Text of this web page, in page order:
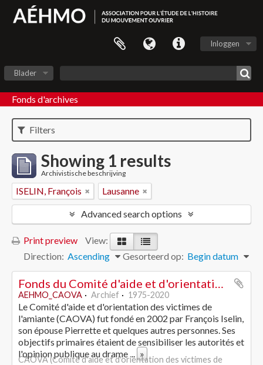
Inloggen
Blader
Fonds d'archives
Filters
Showing 1 results
Archivistische beschrijving
ISELIN, François Lausanne
Advanced search options
Print preview
View:
Gesorteerd op: Begin datum
Direction: Ascending
Fonds du Comité d'aide et d'orientation des victimes de l'amiante
AEHMO_CAOVA Archief 1975-2020
Le Comité d'aide et d'orientation des victimes de
l'amiante (CAOVA) fut fondé en 2002 par François Iselin,
son épouse Pierrette et quelques autres personnes. Ses
objectifs primaires étaient de sensibiliser les autorités et
l'opinion publique au drame... »
CAOVA (Comité d'aide et d'orientation des victimes de